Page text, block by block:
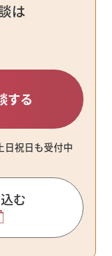
は
する
⽇祝⽇も受付中
む